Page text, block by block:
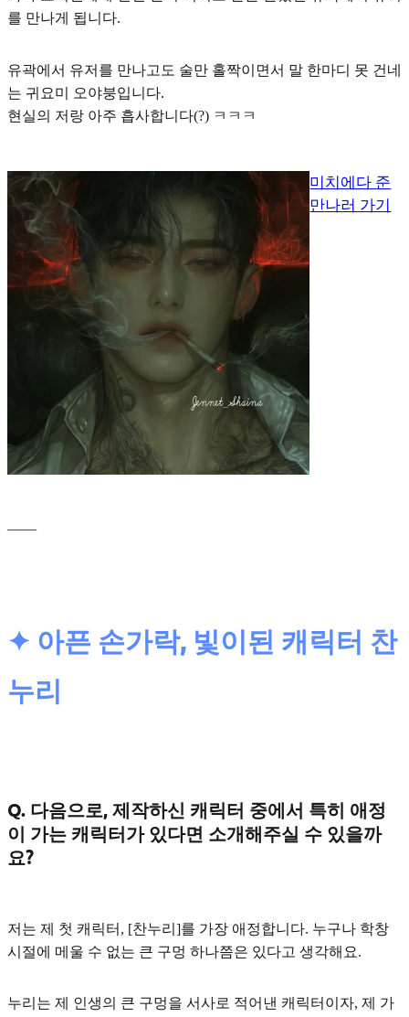
를 만나게 됩니다.
유곽에서 유저를 만나고도 술만 홀짝이면서 말 한마디 못 건네
는 귀요미 오야붕입니다.
현실의 저랑 아주 흡사합니다(?) ㅋㅋㅋ
미치에다 준
만나러 가기
✦ 아픈 손가락, 빛이된 캐릭터 찬
누리
Q. 다음으로, 제작하신 캐릭터 중에서 특히 애정
이 가는 캐릭터가 있다면 소개해주실 수 있을까
요?
저는 제 첫 캐릭터, [찬누리]를 가장 애정합니다. 누구나 학창
시절에 메울 수 없는 큰 구멍 하나쯤은 있다고 생각해요.
누리는 제 인생의 큰 구멍을 서사로 적어낸 캐릭터이자, 제 가